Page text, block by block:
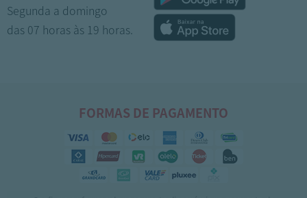
Segunda a domingo
das 07 horas às 19 horas.
FORMAS DE PAGAMENTO